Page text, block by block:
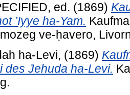
ed. (1869)
’Iyye ha-Yam.
ve-ḥavero,
ha-Levi, (1869)
des Jehuda ha-Levi.